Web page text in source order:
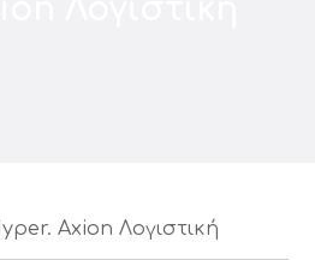
Axion Λογιστική